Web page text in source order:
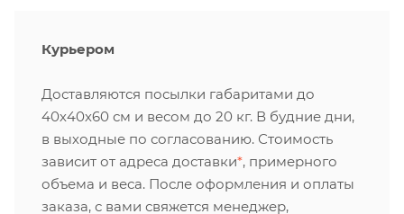
Курьером
Доставляются посылки габаритами до
40х40х60 см и весом до 20 кг. В будние дни,
в выходные по согласованию. Стоимость
зависит от адреса доставки*, примерного
объема и веса. После оформления и оплаты
заказа, с вами свяжется менеджер,